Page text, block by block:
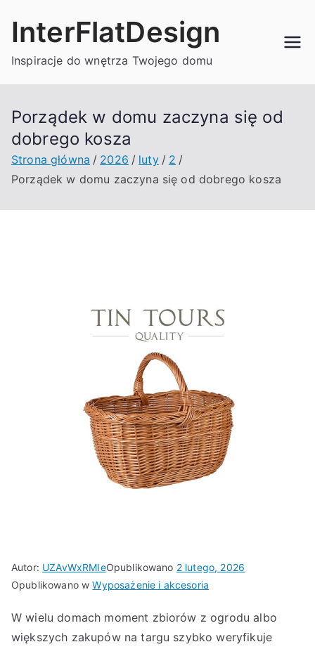
InterFlatDesign
Inspiracje do wnętrza Twojego domu
Porządek w domu zaczyna się od
dobrego kosza
Strona główna 2026 luty
2
Porządek w domu zaczyna się od dobrego kosza
Autor: UZAvWxRMIeOpublikowano 2 lutego, 2026
Opublikowano wWyposażenie i akcesoria
W wielu domach moment zbiorów z ogrodu albo
większych zakupów na targu szybko weryfikuje